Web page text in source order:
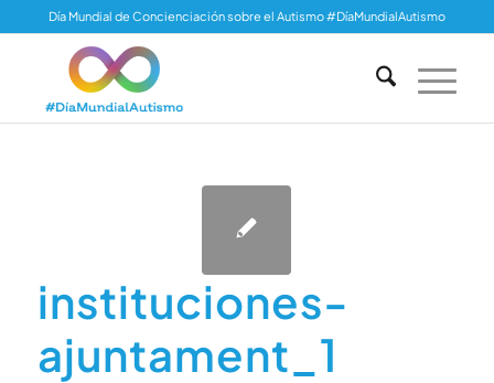
Día Mundial de Concienciación sobre el Autismo #DíaMundialAutismo
instituciones-
ajuntament_1